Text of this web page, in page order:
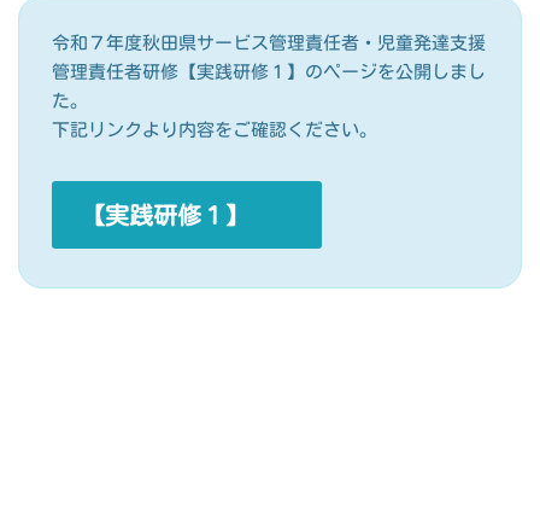
令和７年度秋田県サービス管理責任者・児童発達支援
管理責任者研修【実践研修１】のページを公開しまし
た。
下記リンクより内容をご確認ください。
【実践研修１】